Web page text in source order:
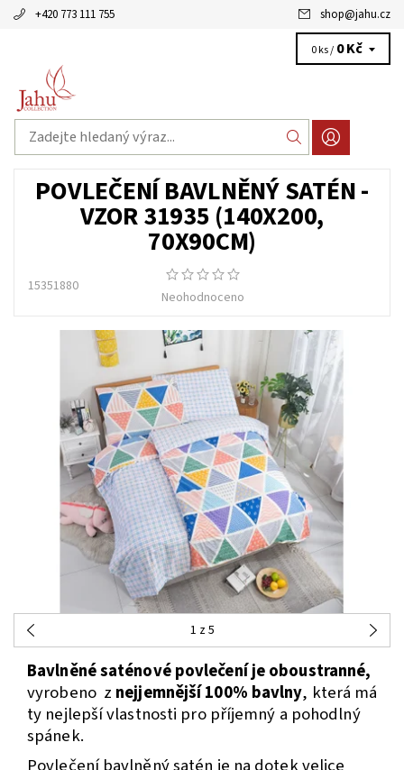
+420 773 111 755 shop@jahu.cz
0 ks / 0 Kč
POVLEČENÍ BAVLNĚNÝ SATÉN -
VZOR 31935 (140X200,
70X90CM)
15351880
Neohodnoceno
1 z 5
Bavlněné saténové povlečení je oboustranné,
vyrobeno z nejjemnější 100% bavlny, která má
ty nejlepší vlastnosti pro příjemný a pohodlný
spánek.